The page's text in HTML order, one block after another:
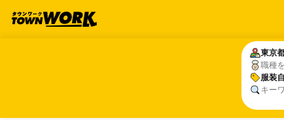
東京
職種
服装
キー
東京
服装